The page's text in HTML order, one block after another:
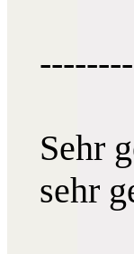
Sehr
sehr